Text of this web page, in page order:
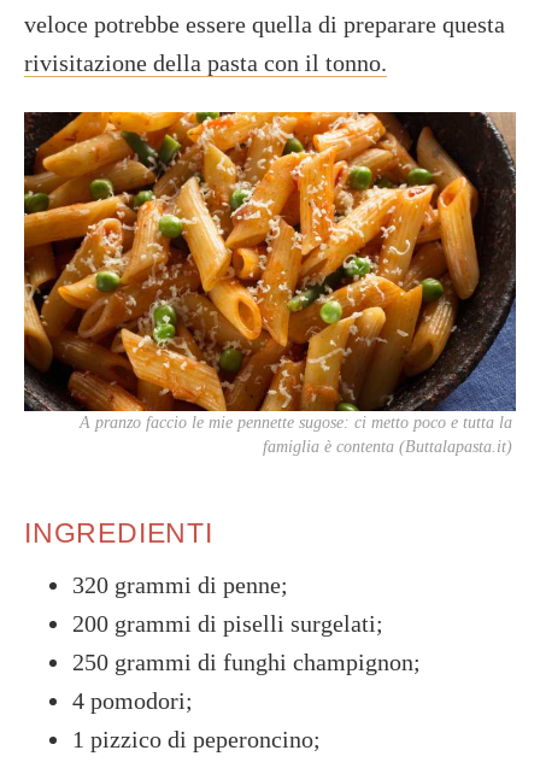
veloce potrebbe essere quella di preparare questa
rivisitazione della pasta con il tonno.
A pranzo faccio le mie pennette sugose: ci metto poco e tutta la
famiglia è contenta (Buttalapasta.it)
INGREDIENTI
320 grammi di penne;
200 grammi di piselli surgelati;
250 grammi di funghi champignon;
4 pomodori;
1 pizzico di peperoncino;